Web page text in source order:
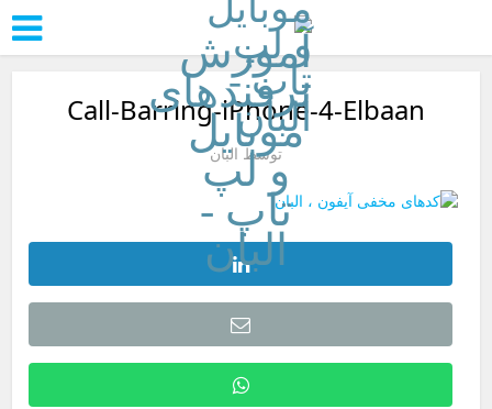
Call-Barring-iPhone-4-Elbaan
توسط البان